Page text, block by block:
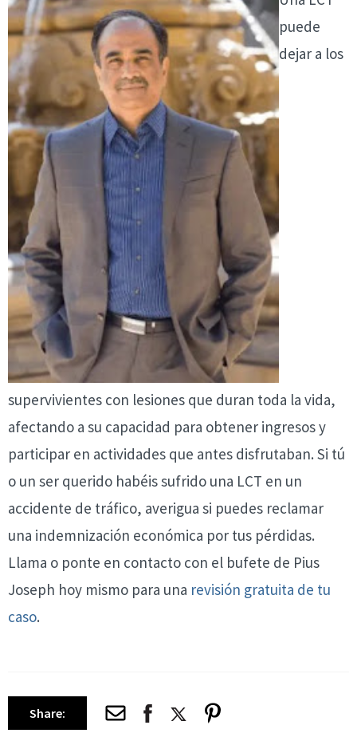
puede
dejar a los
supervivientes con lesiones que duran toda la vida,
afectando a su capacidad para obtener ingresos y
participar en actividades que antes disfrutaban. Si tú
o un ser querido habéis sufrido una LCT en un
accidente de tráfico, averigua si puedes reclamar
una indemnización económica por tus pérdidas.
Llama o ponte en contacto con el bufete de Pius
Joseph hoy mismo para una revisión gratuita de tu
caso.
Share: